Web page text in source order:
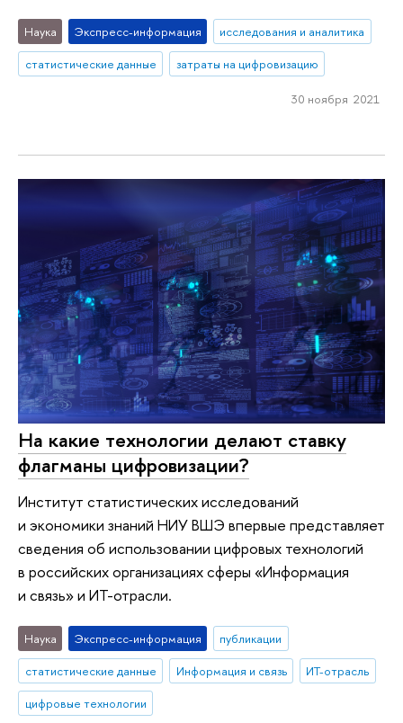
Наука Экспресс-информация
исследования и аналитика
статистические данные
затраты на цифровизацию
30 ноября 2021
На какие технологии делают ставку
флагманы цифровизации?
Институт статистических исследований
и экономики знаний НИУ ВШЭ впервые представляет
сведения об использовании цифровых технологий
в российских организациях сферы «Информация
и связь» и ИТ-отрасли.
Наука Экспресс-информация
публикации
статистические данные
Информация и связь
ИТ-отрасль
цифровые технологии